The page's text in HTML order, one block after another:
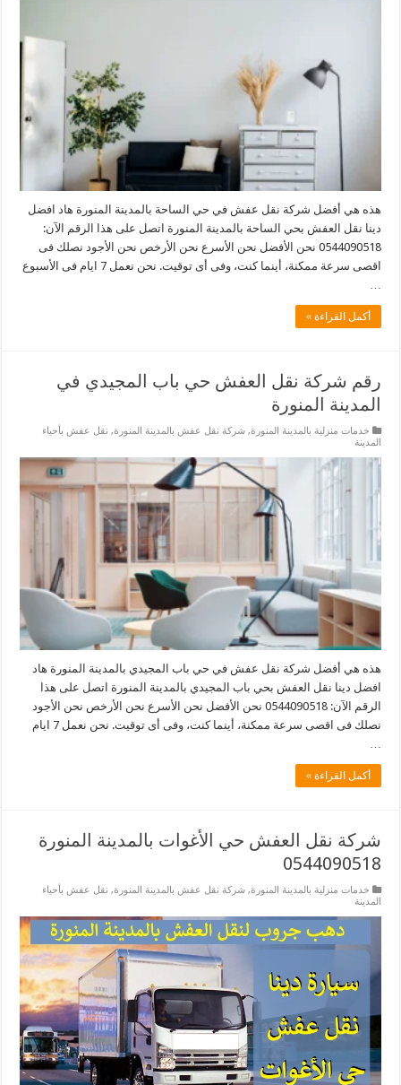
هذه هي أفضل شركة نقل عفش في حي الساحة بالمدينة المنورة هاد افضل
دينا نقل العفش بحي الساحة بالمدينة المنورة اتصل على هذا الرقم الآن:
0544090518 نحن الأفضل نحن الأسرع نحن الأرخص نحن الأجود نصلك فى
اقصى سرعة ممكنة، أينما كنت، وفى أى توقيت. نحن نعمل 7 ايام فى الأسبوع
…
أكمل القراءة »
رقم شركة نقل العفش حي باب المجيدي في
المدينة المنورة
خدمات منزلية بالمدينة المنورة,شركة نقل عفش بالمدينة المنورة, نقل عفش بأحياء
المدينة
هذه هي أفضل شركة نقل عفش في حي باب المجيدي بالمدينة المنورة هاد
افضل دينا نقل العفش بحي باب المجيدي بالمدينة المنورة اتصل على هذا
الرقم الآن: 0544090518 نحن الأفضل نحن الأسرع نحن الأرخص نحن الأجود
نصلك فى اقصى سرعة ممكنة، أينما كنت، وفى أى توقيت. نحن نعمل 7 ايام
أكمل القراءة »
شركة نقل العفش حي الأغوات بالمدينة المنورة
0544090518
خدمات منزلية بالمدينة المنورة,شركة نقل عفش بالمدينة المنورة, نقل عفش بأحياء
المدينة